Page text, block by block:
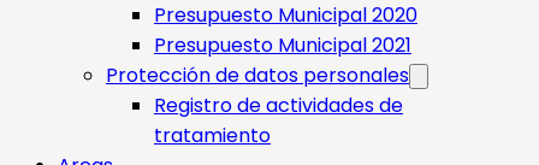
Presupuesto Municipal 2020
Presupuesto Municipal 2021
Protección de datos personales
Registro de actividades de
tratamiento